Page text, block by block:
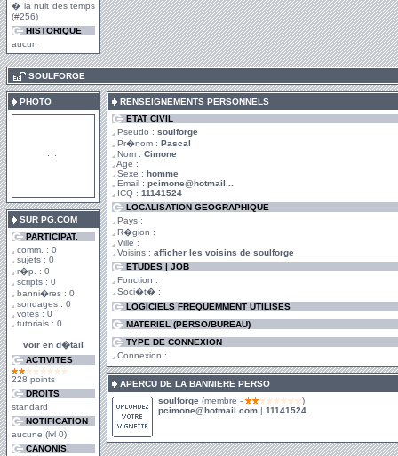
� la nuit des temps
(#256)
HISTORIQUE
aucun
SOULFORGE
PHOTO
SUR PG.COM
PARTICIPAT.
comm. : 0
sujets : 0
r�p. : 0
scripts : 0
banni�res : 0
sondages : 0
votes : 0
tutorials : 0
voir en d�tail
ACTIVITES
228 points
DROITS
standard
NOTIFICATION
aucune (lvl 0)
CANONIS.
RENSEIGNEMENTS PERSONNELS
ETAT CIVIL
Pseudo : soulforge
Pr�nom : Pascal
Nom : Cimone
Age :
Sexe : homme
Email : pcimone@hotmail...
ICQ : 11141524
LOCALISATION GEOGRAPHIQUE
Pays :
R�gion :
Ville :
Voisins : afficher les voisins de soulforge
ETUDES | JOB
Fonction :
Soci�t� :
LOGICIELS FREQUEMMENT UTILISES
MATERIEL (PERSO/BUREAU)
TYPE DE CONNEXION
Connexion :
APERCU DE LA BANNIERE PERSO
soulforge (membre -
)
pcimone@hotmail.com | 11141524